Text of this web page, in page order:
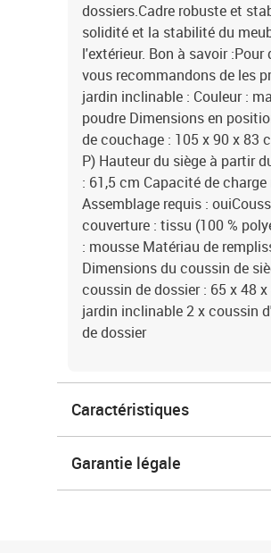
dossiers.Cadre robuste et
solidité et la stabilité du
l'extérieur. Bon à savoir
vous recommandons de les
jardin inclinable : Couleur :
poudre Dimensions en
de couchage : 105 x 90 x 83
P) Hauteur du siège à partir
: 61,5 cm Capacité de
Assemblage requis :
couverture : tissu (100 %
: mousse Matériau de
Dimensions du coussin de
coussin de dossier : 65 x 48
jardin inclinable 2 x coussin
de dossier
Caractéristiques
Garantie légale